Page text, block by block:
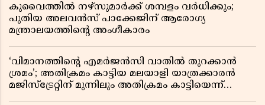
കുവൈത്തിൽ നഴ്‌സുമാർക്ക് ശമ്പളം വർധിക്കും;
പുതിയ അലവൻസ് പാക്കേജിന് ആരോഗ്യ
മന്ത്രാലയത്തിൻ്റെ അംഗീകാരം
‘വിമാനത്തിൻ്റെ എമർജൻസി വാതിൽ തുറക്കാൻ
ശ്രമം’; അതിക്രമം കാട്ടിയ മലയാളി യാത്രക്കാരൻ
മജിസ്ട്രേറ്റിന് മുന്നിലും അതിക്രമം കാട്ടിയെന്ന്